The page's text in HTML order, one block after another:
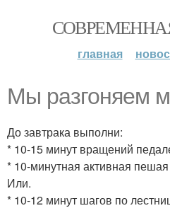
главная
Мы разгоняем
До завтрака выполни:
* 10-15 минут вращений
* 10-минутная активная пешая
Или.
* 10-12 минут шагов по